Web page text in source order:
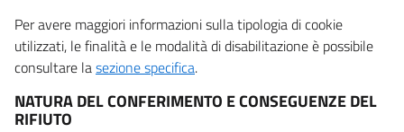
Per avere maggiori informazioni sulla tipologia di cookie
utilizzati, le finalità e le modalità di disabilitazione è possibile
consultare lasezione specifica.
NATURA DEL CONFERIMENTO E CONSEGUENZE DEL
RIFIUTO